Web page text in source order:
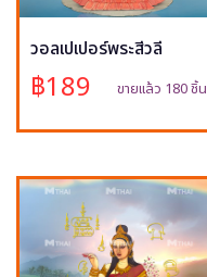
วอลเปเปอร์พระสีวลี
฿189 ขายแล้ว 180 ชิ้น